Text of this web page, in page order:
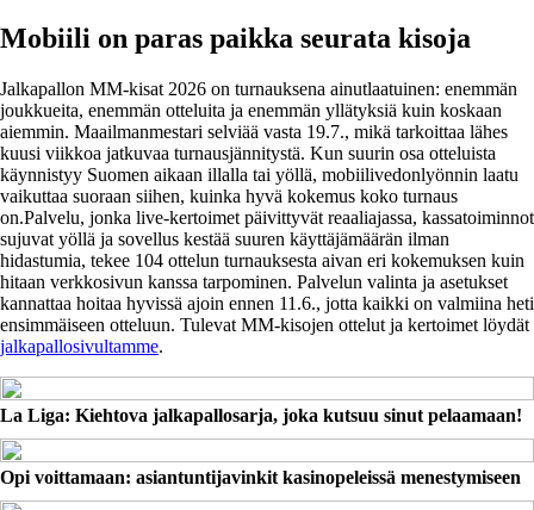
Mobiili on paras paikka seurata kisoja
Jalkapallon MM-kisat 2026 on turnauksena ainutlaatuinen: enemmän
joukkueita, enemmän otteluita ja enemmän yllätyksiä kuin koskaan
aiemmin. Maailmanmestari selviää vasta 19.7., mikä tarkoittaa lähes
kuusi viikkoa jatkuvaa turnausjännitystä. Kun suurin osa otteluista
käynnistyy Suomen aikaan illalla tai yöllä, mobiilivedonlyönnin laatu
vaikuttaa suoraan siihen, kuinka hyvä kokemus koko turnaus
on.Palvelu, jonka live-kertoimet päivittyvät reaaliajassa, kassatoiminnot
sujuvat yöllä ja sovellus kestää suuren käyttäjämäärän ilman
hidastumia, tekee 104 ottelun turnauksesta aivan eri kokemuksen kuin
hitaan verkkosivun kanssa tarpominen. Palvelun valinta ja asetukset
kannattaa hoitaa hyvissä ajoin ennen 11.6., jotta kaikki on valmiina heti
ensimmäiseen otteluun. Tulevat MM-kisojen ottelut ja kertoimet löydät
jalkapallosivultamme.
La Liga: Kiehtova jalkapallosarja, joka kutsuu sinut pelaamaan!
Opi voittamaan: asiantuntijavinkit kasinopeleissä menestymiseen